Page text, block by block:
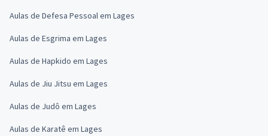
Aulas de Defesa Pessoal em Lages
Aulas de Esgrima em Lages
Aulas de Hapkido em Lages
Aulas de Jiu Jitsu em Lages
Aulas de Judô em Lages
Aulas de Karatê em Lages